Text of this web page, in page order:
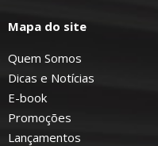
Mapa do site
Quem Somos
Dicas e Notícias
E-book
Promoções
Lançamentos